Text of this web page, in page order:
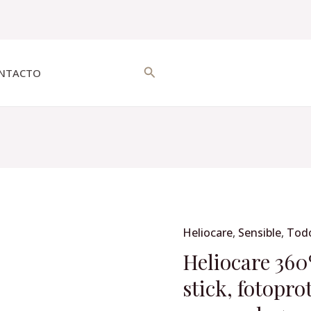
Buscar
Heliocare, Sensible,
Heliocare
stick,
Heliocare
360º
Sport
transparent